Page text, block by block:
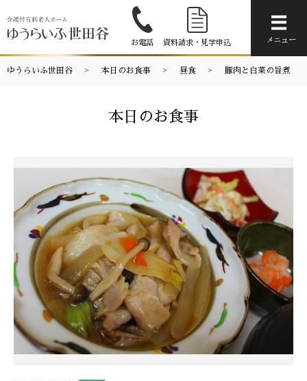
お電話 資料請求・見学申込 メニュー
ゆうらいふ世田谷 本日のお食事 昼食 豚肉と白菜の旨煮
本日のお食事